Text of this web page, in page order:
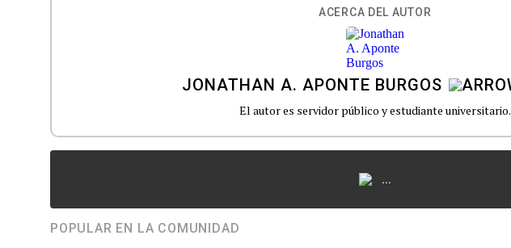
ACERCA DEL AUTOR
JONATHAN A. APONTE BURGOS
El autor es servidor público y estudiante universitario.
...
POPULAR EN LA COMUNIDAD